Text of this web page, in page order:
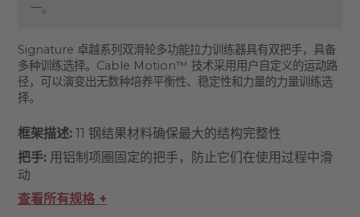
一。
Signature 卓越系列双滑轮多功能拉力训练器具有双把手，具备
多种训练选择。Cable Motion™ 技术采用用户自定义的运动路
径，可以演变出无数种培养平衡性、稳定性和力量的力量训练选
择。
框架描述:11 钢结果材料确保最大的结构完整性
把手:用铝制项圈固定的把手，防止它们在使用过程中滑
动
查看所有规格 +